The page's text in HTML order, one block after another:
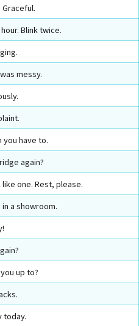
Blink twice.
messy.
you have to.
again?
one. Rest, please.
a showroom.
up to?
today.